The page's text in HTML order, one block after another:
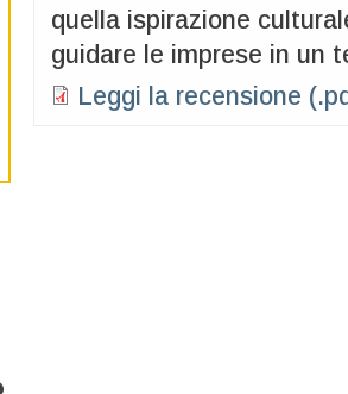
quella ispirazione
guidare le imprese in un
Leggi la recensione